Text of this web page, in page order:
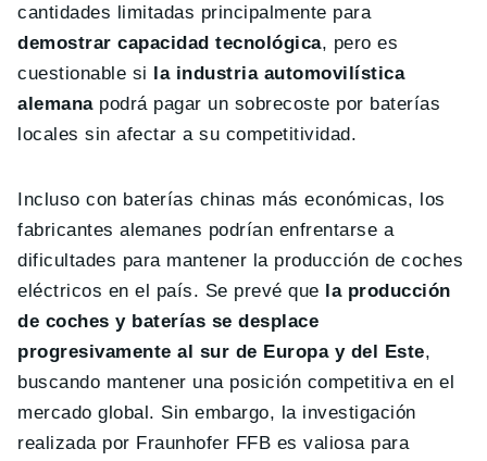
cantidades limitadas principalmente para
demostrar capacidad tecnológica, pero es
cuestionable si la industria automovilística
alemanapodrá pagar un sobrecoste por baterías
locales sin afectar a su competitividad.
Incluso con baterías chinas más económicas, los
fabricantes alemanes podrían enfrentarse a
dificultades para mantener la producción de coches
eléctricos en el país. Se prevé que la producción
de coches y baterías se desplace
progresivamente al sur de Europa y del Este,
buscando mantener una posición competitiva en el
mercado global. Sin embargo, la investigación
realizada por Fraunhofer FFB es valiosa para